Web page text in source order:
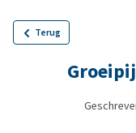
Terug